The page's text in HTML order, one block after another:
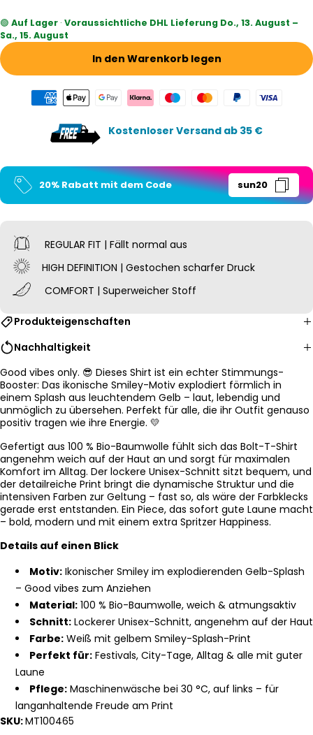
🟢 Auf Lager · Voraussichtliche DHL Lieferung Do., 13. August –
Sa., 15. August
In den Warenkorb legen
Kostenloser Versand ab 35 €
20% Rabatt mit dem Code sun20
REGULAR FIT | Fällt normal aus
HIGH DEFINITION | Gestochen scharfer Druck
COMFORT | Superweicher Stoff
Produkteigenschaften
Nachhaltigkeit
Good vibes only. 😎 Dieses Shirt ist ein echter Stimmungs-
Booster: Das ikonische Smiley-Motiv explodiert förmlich in
einem Splash aus leuchtendem Gelb – laut, lebendig und
unmöglich zu übersehen. Perfekt für alle, die ihr Outfit genauso
positiv tragen wie ihre Energie. 💛
Gefertigt aus 100 % Bio-Baumwolle fühlt sich das Bolt-T-Shirt
angenehm weich auf der Haut an und sorgt für maximalen
Komfort im Alltag. Der lockere Unisex-Schnitt sitzt bequem, und
der detailreiche Print bringt die dynamische Struktur und die
intensiven Farben zur Geltung – fast so, als wäre der Farbklecks
gerade erst entstanden. Ein Piece, das sofort gute Laune macht
– bold, modern und mit einem extra Spritzer Happiness.
Details auf einen Blick
Motiv: Ikonischer Smiley im explodierenden Gelb-Splash
– Good vibes zum Anziehen
Material: 100 % Bio-Baumwolle, weich & atmungsaktiv
Schnitt: Lockerer Unisex-Schnitt, angenehm auf der Haut
Farbe: Weiß mit gelbem Smiley-Splash-Print
Perfekt für: Festivals, City-Tage, Alltag & alle mit guter
Laune
Pflege: Maschinenwäsche bei 30 °C, auf links – für
langanhaltende Freude am Print
SKU:MT100465